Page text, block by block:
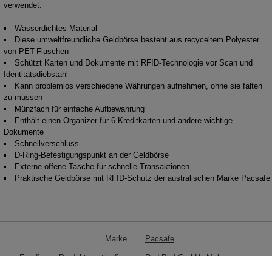
verwendet.
Wasserdichtes Material
Diese umweltfreundliche Geldbörse besteht aus recyceltem Polyester
von PET-Flaschen
Schützt Karten und Dokumente mit RFID-Technologie vor Scan und
Identitätsdiebstahl
Kann problemlos verschiedene Währungen aufnehmen, ohne sie falten
zu müssen
Münzfach für einfache Aufbewahrung
Enthält einen Organizer für 6 Kreditkarten und andere wichtige
Dokumente
Schnellverschluss
D-Ring-Befestigungspunkt an der Geldbörse
Externe offene Tasche für schnelle Transaktionen
Praktische Geldbörse mit RFID-Schutz der australischen Marke Pacsafe
Marke Pacsafe